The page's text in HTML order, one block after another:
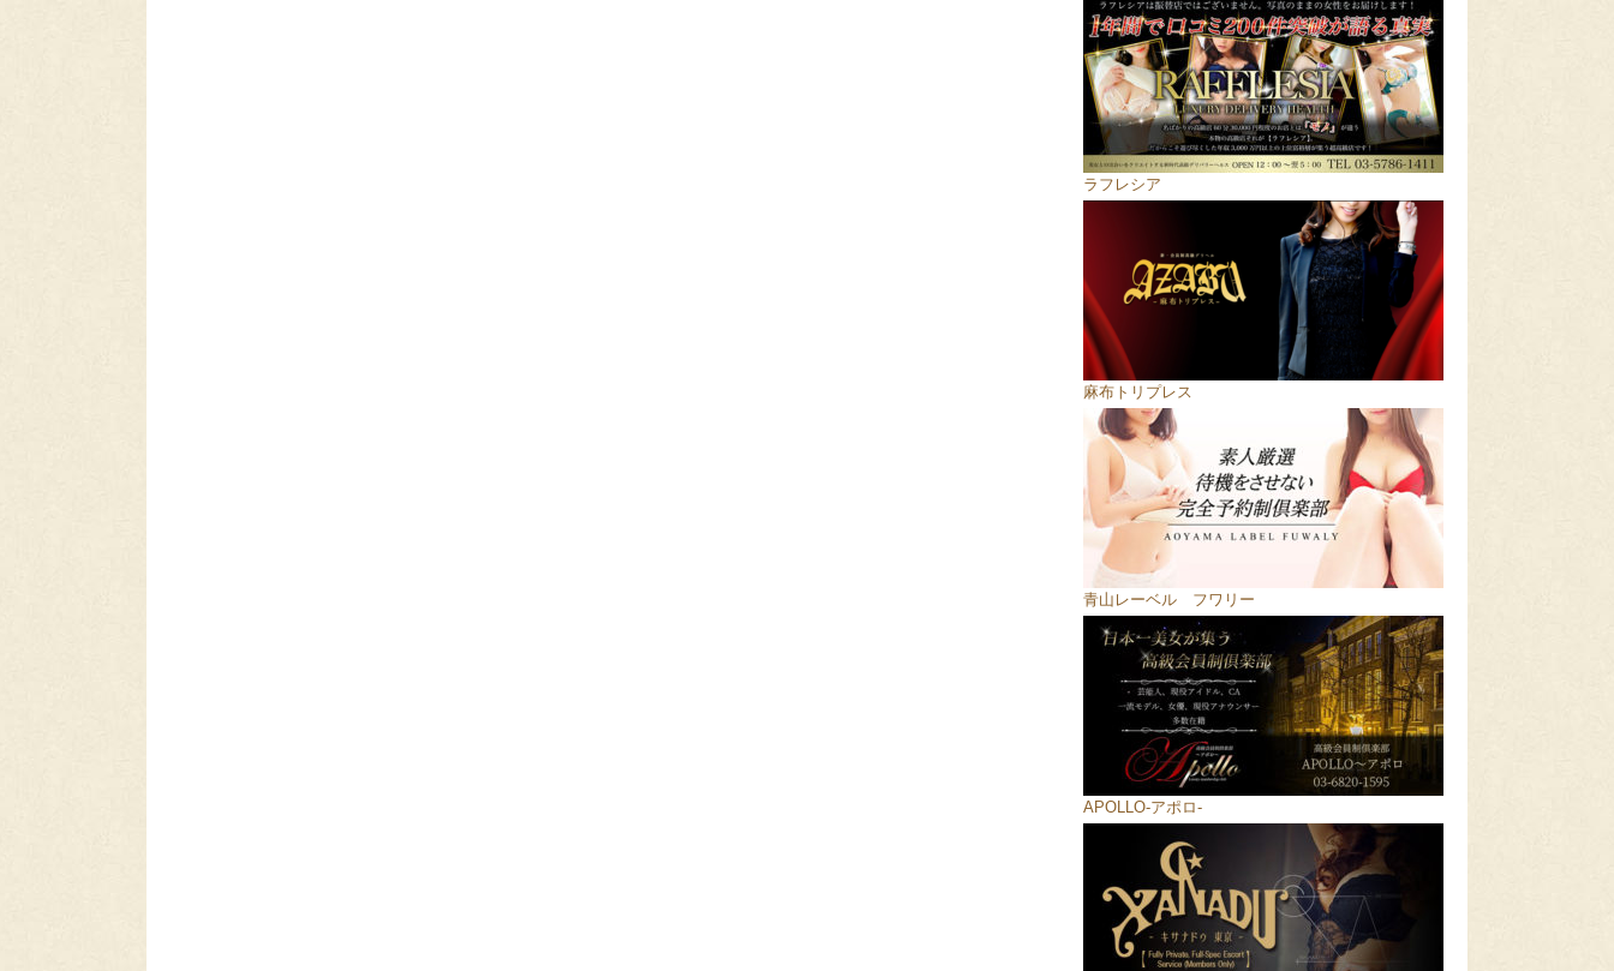
ラフレシア
麻布トリプレス
青山レーベル フワリー
APOLLO-アポロ-